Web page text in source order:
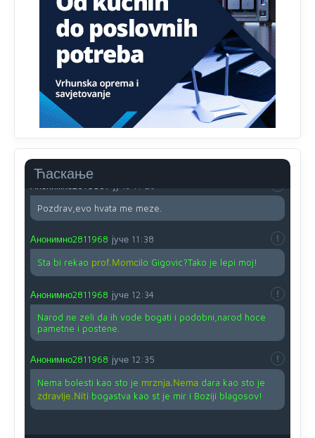
Ћаскање
Proguglajte
Анонимно2810587 јуче
O kako su cudni lvi ljudi,uzeli bi sve da mogu...a ja srce
svima fajem,radujem se tudjoj sreci.I ko ima i ko nema
na iso ce mjesto leci!
Анонимно2810587 јуче
11:24
Pozdrav,evo hvata me meze.
Анонимно2811968 јуче 11:38
Sta bi rekao prof.Momcilo Gigovic?Tako je lepi moj!
Анонимно2811968 јуче 12:34
Narod ne zeli da ih vode bogati i podobni,narod hoce
pametne i postene.
Анонимно2811968 јуче 12:35
Nema bolesti kao sto je mrznja.Nemadara kao sto je
zdravlje.Niti bogastva kao st je mir i Boziji blagosov!